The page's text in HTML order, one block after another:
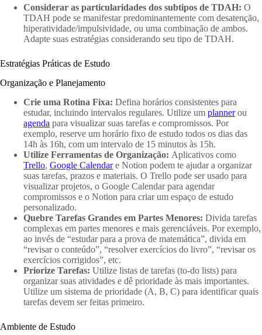
Considerar as particularidades dos subtipos de TDAH: O
TDAH pode se manifestar predominantemente com desatenção,
hiperatividade/impulsividade, ou uma combinação de ambos.
Adapte suas estratégias considerando seu tipo de TDAH.
Estratégias Práticas de Estudo
Organização e Planejamento
Crie uma Rotina Fixa: Defina horários consistentes para
estudar, incluindo intervalos regulares. Utilize um plannerou
agenda para visualizar suas tarefas e compromissos. Por
exemplo, reserve um horário fixo de estudo todos os dias das
14h às 16h, com um intervalo de 15 minutos às 15h.
Utilize Ferramentas de Organização: Aplicativos como
Trello, Google Calendare Notion podem te ajudar a organizar
suas tarefas, prazos e materiais. O Trello pode ser usado para
visualizar projetos, o Google Calendar para agendar
compromissos e o Notion para criar um espaço de estudo
personalizado.
Quebre Tarefas Grandes em Partes Menores: Divida tarefas
complexas em partes menores e mais gerenciáveis. Por exemplo,
ao invés de “estudar para a prova de matemática”, divida em
“revisar o conteúdo”, “resolver exercícios do livro”, “revisar os
exercícios corrigidos”, etc.
Priorize Tarefas: Utilize listas de tarefas (to-do lists) para
organizar suas atividades e dê prioridade às mais importantes.
Utilize um sistema de prioridade (A, B, C) para identificar quais
tarefas devem ser feitas primeiro.
Ambiente de Estudo